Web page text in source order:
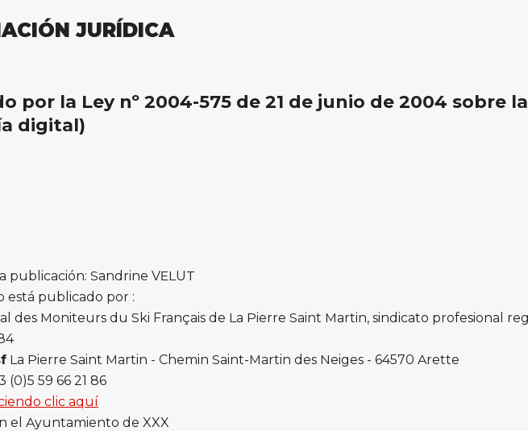
JURÍDICA
por la Ley nº 2004-575 de 21 de junio de 2004 sobre
digital)
publicación: Sandrine VELUT
está publicado por :
des Moniteurs du Ski Français de La Pierre Saint Martin, sindicato profesional
La Pierre Saint Martin - Chemin Saint-Martin des Neiges - 64570 Arette
(0)5 59 66 21 86
clic aquí
el Ayuntamiento de XXX